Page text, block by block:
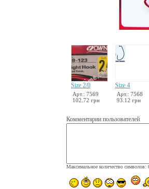
Size 2/0
Арт.: 7569
102.72 грн
Size 4
Арт.: 7568
93.12 грн
Комментарии пользователей
Максимальное количество символов: